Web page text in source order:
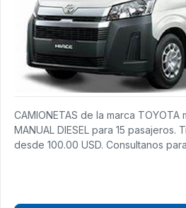
CAMIONETAS de la marca TOYOTA
MANUAL DIESEL para 15
desde 100.00 USD. Consultanos